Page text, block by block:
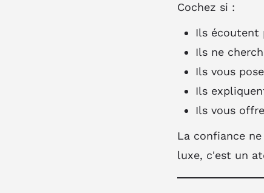
Cochez si :
Ils écoutent
Ils ne
Ils vous
Ils
Ils vous
La confiance
luxe, c'est un